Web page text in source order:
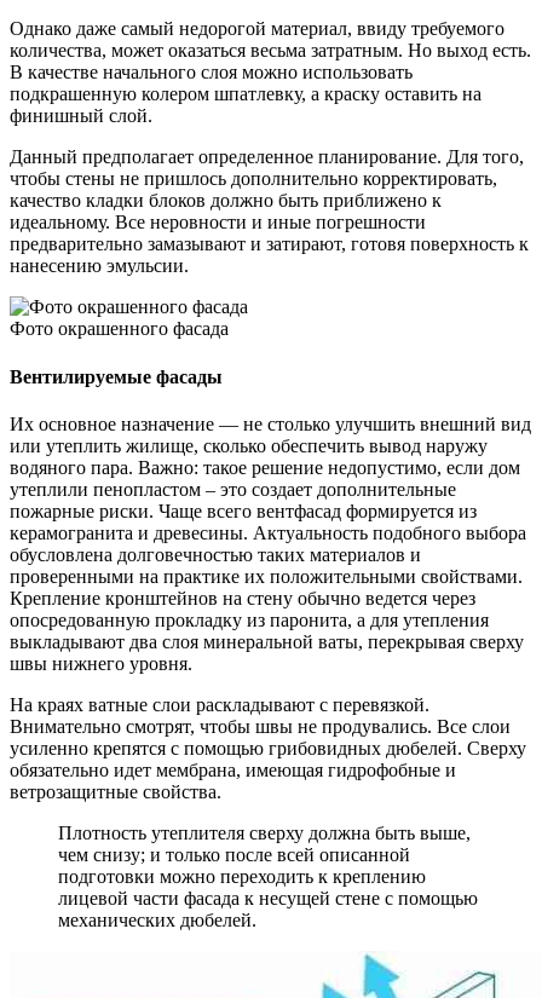
Однако даже самый недорогой материал, ввиду требуемого
количества, может оказаться весьма затратным. Но выход есть.
В качестве начального слоя можно использовать
подкрашенную колером шпатлевку, а краску оставить на
финишный слой.
Данный предполагает определенное планирование. Для того,
чтобы стены не пришлось дополнительно корректировать,
качество кладки блоков должно быть приближено к
идеальному. Все неровности и иные погрешности
предварительно замазывают и затирают, готовя поверхность к
нанесению эмульсии.
Фото окрашенного фасада
Вентилируемые фасады
Их основное назначение — не столько улучшить внешний вид
или утеплить жилище, сколько обеспечить вывод наружу
водяного пара. Важно: такое решение недопустимо, если дом
утеплили пенопластом – это создает дополнительные
пожарные риски. Чаще всего вентфасад формируется из
керамогранита и древесины. Актуальность подобного выбора
обусловлена долговечностью таких материалов и
проверенными на практике их положительными свойствами.
Крепление кронштейнов на стену обычно ведется через
опосредованную прокладку из паронита, а для утепления
выкладывают два слоя минеральной ваты, перекрывая сверху
швы нижнего уровня.
На краях ватные слои раскладывают с перевязкой.
Внимательно смотрят, чтобы швы не продувались. Все слои
усиленно крепятся с помощью грибовидных дюбелей. Сверху
обязательно идет мембрана, имеющая гидрофобные и
ветрозащитные свойства.
Плотность утеплителя сверху должна быть выше,
чем снизу; и только после всей описанной
подготовки можно переходить к креплению
лицевой части фасада к несущей стене с помощью
механических дюбелей.